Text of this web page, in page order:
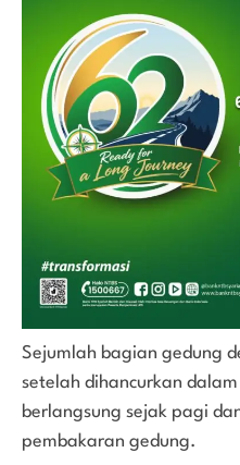
Sejumlah bagian gedung
setelah dihancurkan
berlangsung sejak pagi
pembakaran gedung.